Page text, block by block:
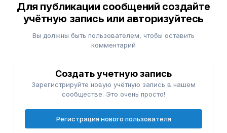
Для публикации сообщений создайте
учётную запись или авторизуйтесь
Вы должны быть пользователем, чтобы оставить
комментарий
Создать учетную запись
Зарегистрируйте новую учётную запись в нашем
сообществе. Это очень просто!
Регистрация нового пользователя